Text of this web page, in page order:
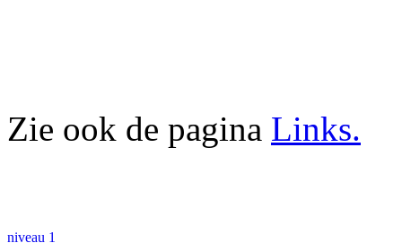
Zie ook de pagina Links.
niveau 1